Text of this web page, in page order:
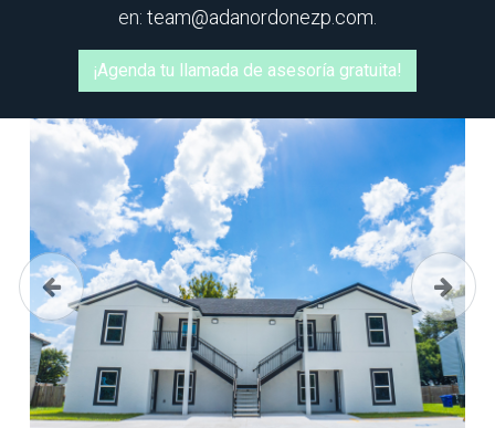
en: team@adanordonezp.com
¡Agenda tu llamada de asesoría gratuita!
Previous Next